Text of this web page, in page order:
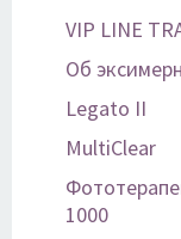
VIP LINE
Об
Legato II
MultiClear
1000